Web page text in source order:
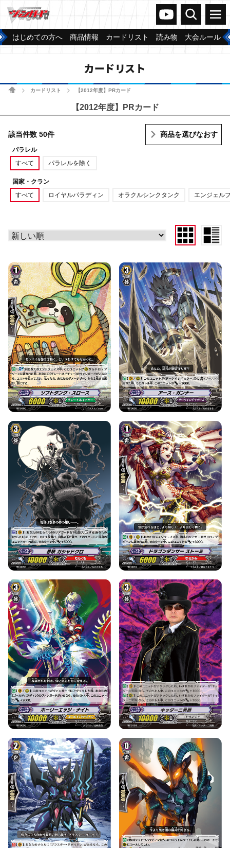
ヴァンガードch
検索 メニュー
はじめての方へ 商品情報 カードリスト 読み物 大会ルール
カードリスト
ホームカードリスト 【2012年度】PRカード
【2012年度】PRカード
該当件数 50件 商品を選びなおす
パラレル
すべて
パラレルを除く
国家・クラン
すべて
ロイヤルパラディン オラクルシンクタンク エンジェル